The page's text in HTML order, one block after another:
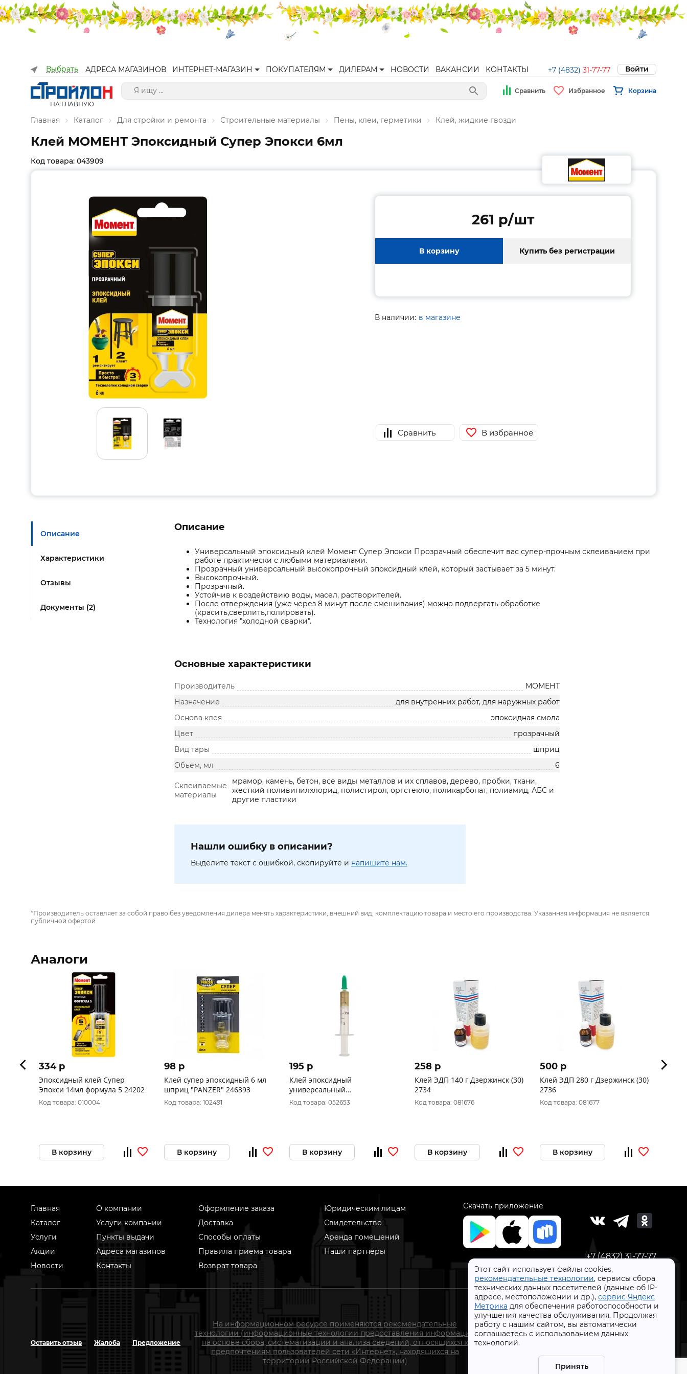
Выбрать АДРЕСА МАГАЗИНОВ ИНТЕРНЕТ-МАГАЗИН ПОКУПАТЕЛЯМ ДИЛЕРАМ НОВОСТИ ВАКАНСИИ КОНТАКТЫ +7 (4832) 31-77-77 Войти
НА ГЛАВНУЮ
Сравнить Избранное Корзина
Главная Каталог Для стройки и ремонта Строительные материалы Пены, клеи, герметики Клей, жидкие гвозди
Этот сайт использует файлы cookies,
рекомендательные технологии, сервисы сбора
технических данных посетителей (данные об IP-
адресе, местоположении и др.), сервис Яндекс
Метрика для обеспечения работоспособности и
улучшения качества обслуживания. Продолжая
работу с нашим сайтом, вы автоматически
соглашаетесь с использованием данных
технологий.
Принять
Клей МОМЕНТ Эпоксидный Супер Эпокси 6мл
Код товара: 043909
261 p/шт
В корзину Купить без регистрации
В наличии: в магазине
Сравнить В избранное
Описание
Характеристики
Отзывы
Документы (2)
Описание
Универсальный эпоксидный клей Момент Супер Эпокси Прозрачный обеспечит вас супер-прочным склеиванием при
работе практически с любыми материалами.
Прозрачный универсальный высокопрочный эпоксидный клей, который застывает за 5 минут.
Высокопрочный.
Прозрачный.
Устойчив к воздействию воды, масел, растворителей.
После отверждения (уже через 8 минут после смешивания) можно подвергать обработке
(красить,сверлить,полировать).
Технология "холодной сварки".
Основные характеристики
Производитель
МОМЕНТ
Назначение
для внутренних работ, для наружных работ
Основа клея
эпоксидная смола
Цвет
прозрачный
Вид тары
шприц
Объем, мл
6
Склеиваемые
материалы
мрамор, камень, бетон, все виды металлов и их сплавов, дерево, пробки, ткани,
жесткий поливинилхлорид, полистирол, оргстекло, поликарбонат, полиамид, АБС и
другие пластики
Нашли ошибку в описании?
Выделите текст с ошибкой, скопируйте и напишите нам.
*Производитель оставляет за собой право без уведомления дилера менять характеристики, внешний вид, комплектацию товара и место его производства. Указанная информация не является
публичной офертой
Аналоги
334 p
Эпоксидный клей Супер
Эпокси 14мл формула 5 24202
Код товара: 010004
В корзину
98 p
Клей супер эпоксидный 6 мл
шприц "PANZER" 246393
Код товара: 102491
В корзину
195 p
Клей эпоксидный
универсальный
(смола+отвердитель) REXANT,
17 мл, шприц
Код товара: 052653
В корзину
258 p
Клей ЭДП 140 г Дзержинск (30)
2734
Код товара: 081676
В корзину
500 p
Клей ЭДП 280 г Дзержинск (30)
2736
Код товара: 081677
В корзину
407
Главная
Каталог
Услуги
Акции
Новости
О компании
Услуги компании
Пункты выдачи
Адреса магазинов
Контакты
Оформление заказа
Доставка
Способы оплаты
Правила приема товара
Возврат товара
Юридическим лицам
Свидетельство
Аренда помещений
Наши партнеры
Скачать приложение
+7 (4832) 31-77-77
Оставить отзыв Жалоба Предложение
На информационном ресурсе применяются рекомендательные
технологии (информационные технологии предоставления информации
на основе сбора, систематизации и анализа сведений, относящихся к
предпочтениям пользователей сети «Интернет», находящихся на
территории Российской Федерации)
СтройлоН 1998-2026 г.
Публичная оферта
Обработка персональных данных
Политика конфиденциальности сервисов Яндекс